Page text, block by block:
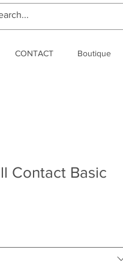
CONTACT Boutique
Contact Basic